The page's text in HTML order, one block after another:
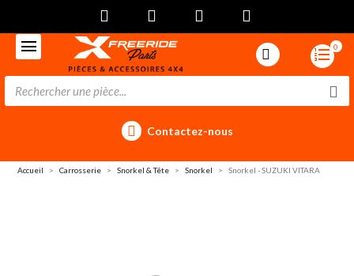
0
Contactez-nous
Accueil Carrosserie Snorkel & Tête Snorkel Snorkel - SUZUKI VITARA